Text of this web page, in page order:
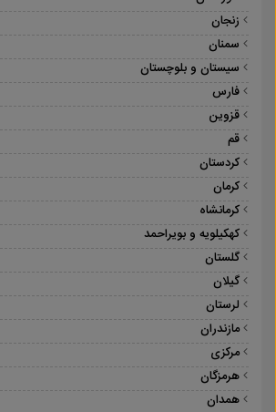
زنجان
سمنان
سیستان و بلوچستان
فارس
قزوین
قم
کردستان
کرمان
کرمانشاه
کهکیلویه و بویراحمد
گلستان
گیلان
لرستان
مازندران
مرکزی
هرمزگان
همدان